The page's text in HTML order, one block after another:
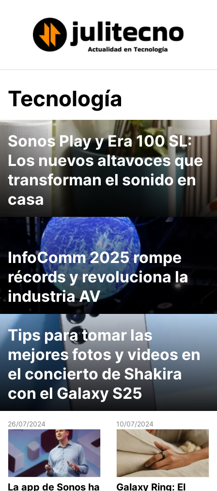
contenido
Tecnología
Sonos Play y Era 100 SL:
Los nuevos altavoces que
transforman el sonido en
casa
InfoComm 2025 rompe
récords y revoluciona la
industria AV
Tips para tomar las
mejores fotos y videos en
el concierto de Shakira
con el Galaxy S25
26/07/2024
La app de Sonos ha
10/07/2024
Galaxy Ring: El